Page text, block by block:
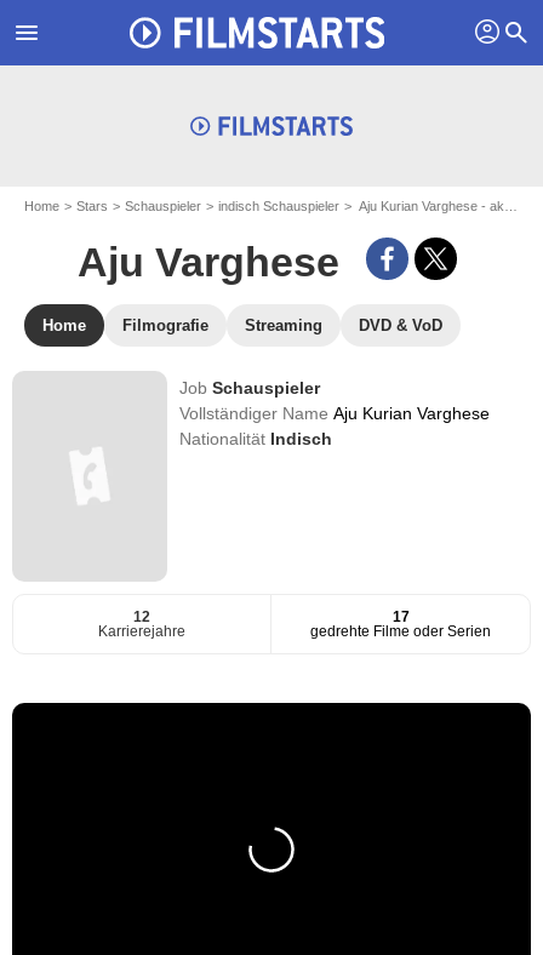
menu profil search
Home Stars Schauspieler indisch Schauspieler Aju Kurian Varghese - aka : Aju Varghese
Aju Varghese
Home Filmografie Streaming DVD & VoD
JobSchauspieler
Vollständiger NameAju Kurian Varghese
Nationalität Indisch
12
Karrierejahre
17
gedrehte Filme oder Serien